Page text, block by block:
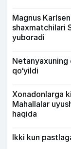
Magnus
shaxmatchilari
yuboradi
Netanyaxuning
qo‘yildi
Xonadonlarga
Mahallalar
haqida
Ikki kun